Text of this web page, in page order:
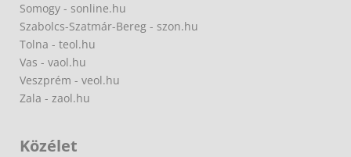
Somogy - sonline.hu
Szabolcs-Szatmár-Bereg - szon.hu
Tolna - teol.hu
Vas - vaol.hu
Veszprém - veol.hu
Zala - zaol.hu
Közélet